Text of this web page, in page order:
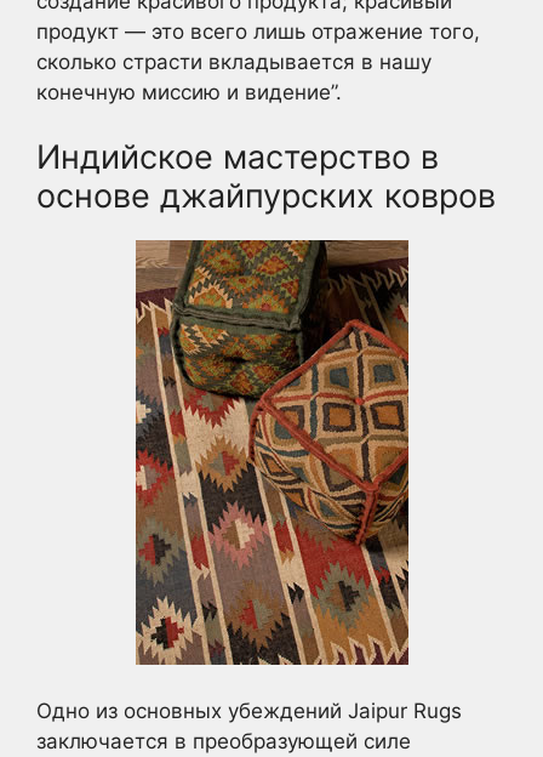
продукт — это всего лишь отражение того,
сколько страсти вкладывается в нашу
конечную миссию и видение”.
Индийское мастерство в
основе джайпурских ковров
Одно из основных убеждений Jaipur Rugs
заключается в преобразующей силе